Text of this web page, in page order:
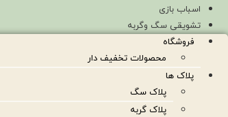
اسباب بازی
تشویقی سگ وگربه
فروشگاه
محصولات تخفیف دار
پلاک ها
پلاک سگ
پلاک گربه